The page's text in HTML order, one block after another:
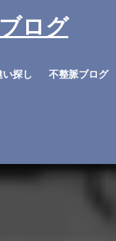
ログ
い探し 不整脈ブログ